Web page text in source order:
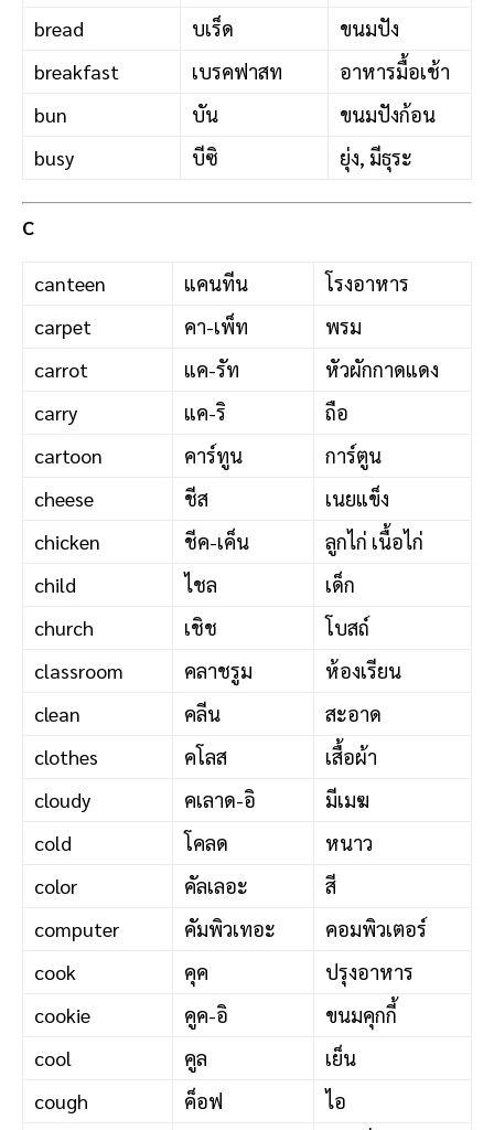
bread บเร็ด
ขนมปัง
breakfast
เบรคฟาสท
อาหารมื้อเช้า
bun
บัน
ขนมปังก้อน
busy
บีซิ ยุ่ง, มีธุระ
C
canteen แคนทีน
โรงอาหาร
carpet
คา-เพ็ท
พรม
carrot
แค-รัท
หัวผักกาดแดง
carry
แค-ริ
ถือ
cartoon
คาร์ทูน
การ์ตูน
cheese
ชีส
เนยแข็ง
chicken
ชีค-เค็น
ลูกไก่ เนื้อไก่
child
ไชล
เด็ก
church
เชิช
โบสถ์
classroom
คลาชรูม
ห้องเรียน
clean
คลีน
สะอาด
clothes
คโลส
เสื้อผ้า
cloudy
คเลาด-อิ
มีเมฆ
cold
โคลด
หนาว
color
คัลเลอะ
สี
computer
คัมพิวเทอะ
คอมพิวเตอร์
cook
คุค
ปรุงอาหาร
cookie
คูค-อิ
ขนมคุกกี้
cool
คูล
เย็น
cough
ค็อฟ
ไอ